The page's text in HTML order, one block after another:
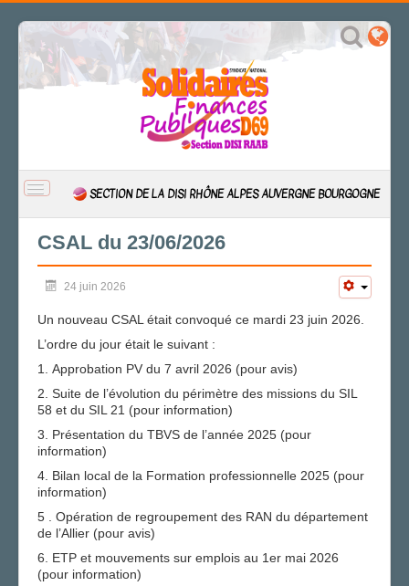
BASCULER
NAVIGATION
SECTION DE LA DISI RHÔNE ALPES AUVERGNE BOURGOGNE
CSAL
Action sociale
Archives
LA SECTION
AGENDA
CSAL du 23/06/2026
24 juin 2026
Un nouveau CSAL était convoqué ce mardi 23 juin 2026.
L’ordre du jour était le suivant :
1. Approbation PV du 7 avril 2026 (pour avis)
2. Suite de l’évolution du périmètre des missions du SIL
58 et du SIL 21 (pour information)
3. Présentation du TBVS de l’année 2025 (pour
information)
4. Bilan local de la Formation professionnelle 2025 (pour
information)
5 . Opération de regroupement des RAN du département
de l’Allier (pour avis)
6. ETP et mouvements sur emplois au 1er mai 2026
(pour information)